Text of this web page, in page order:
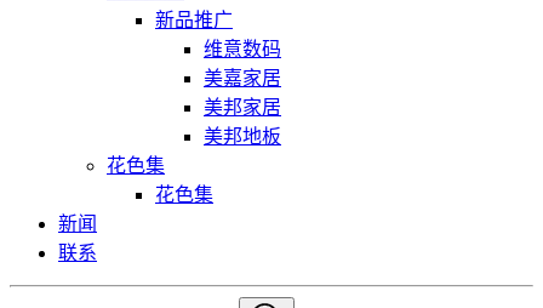
新品推广
维意数码
美嘉家居
美邦家居
美邦地板
花色集
花色集
新闻
联系